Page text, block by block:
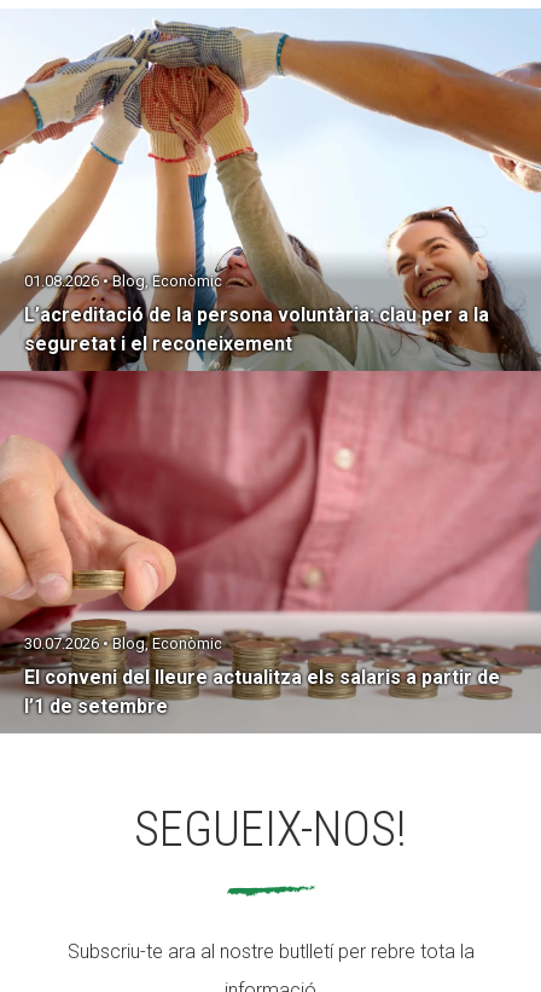
L’acreditació de la persona voluntària: clau per a la
seguretat i el reconeixement
01.08.2026 • Blog, Econòmic
El conveni del lleure actualitza els salaris a partir de
l’1 de setembre
30.07.2026 • Blog, Econòmic
SEGUEIX-NOS!
Subscriu-te ara al nostre butlletí per rebre tota la